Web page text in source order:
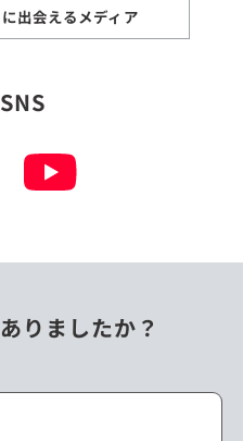
に出会えるメディア
りましたか？